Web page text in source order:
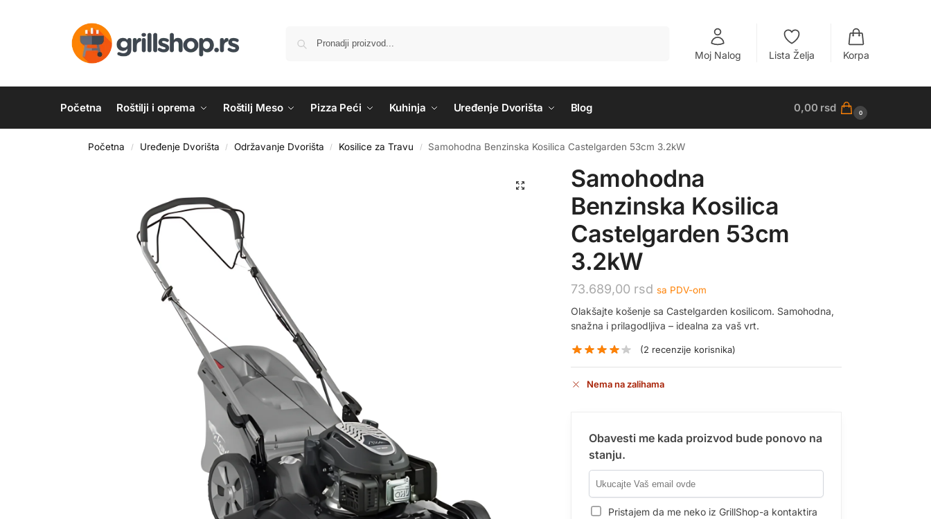
Moj Nalog Lista Želja Korpa
Početna Roštilji i oprema Roštilj Meso Pizza Peći Kuhinja Uređenje Dvorišta Blog 0,00 rsd 0
Početna / Uređenje Dvorišta / Održavanje Dvorišta / Kosilice za Travu / Samohodna Benzinska Kosilica Castelgarden 53cm 3.2kW
Samohodna
Benzinska Kosilica
Castelgarden 53cm
3.2kW
73.689,00 rsd sa PDV-om
Olakšajte košenje sa Castelgarden kosilicom. Samohodna,
snažna i prilagodljiva – idealna za vaš vrt.
(2 recenzije korisnika)
Nema na zalihama
Obavesti me kada proizvod bude ponovo na
stanju.
Pristajem da me neko iz GrillShop-a kontaktira